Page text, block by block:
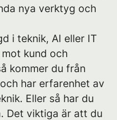
nya verktyg och
i teknik, AI eller IT
kund och
kommer du från
har erfarenhet av
Eller så har du
Det viktiga är att du